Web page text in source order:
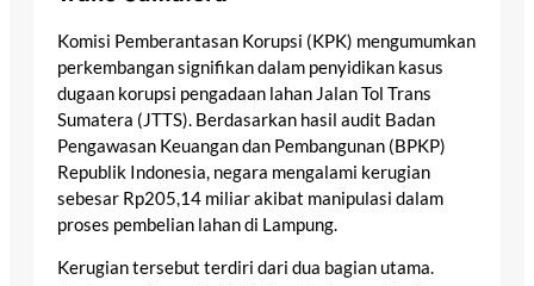
Komisi Pemberantasan Korupsi (KPK) mengumumkan
perkembangan signifikan dalam penyidikan kasus
dugaan korupsi pengadaan lahan Jalan Tol Trans
Sumatera (JTTS). Berdasarkan hasil audit Badan
Pengawasan Keuangan dan Pembangunan (BPKP)
Republik Indonesia, negara mengalami kerugian
sebesar Rp205,14 miliar akibat manipulasi dalam
proses pembelian lahan di Lampung.
Kerugian tersebut terdiri dari dua bagian utama.